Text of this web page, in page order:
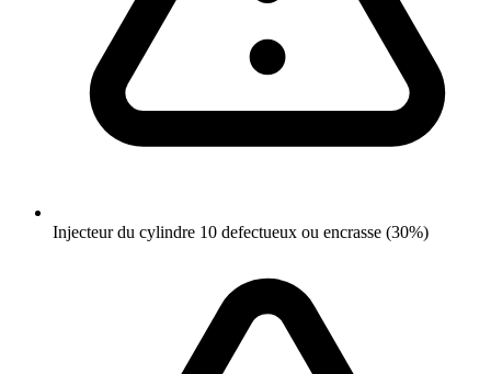
Injecteur du cylindre 10 defectueux ou encrasse (30%)